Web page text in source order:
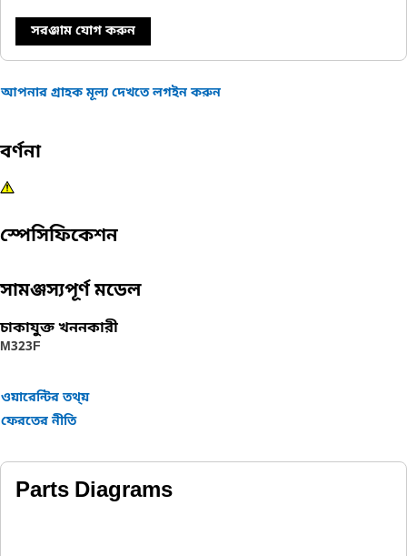
সরঞ্জাম যোগ করুন
আপনার গ্রাহক মূল্য দেখতে লগইন করুন
বর্ণনা
স্পেসিফিকেশন
সামঞ্জস্যপূর্ণ মডেল
চাকাযুক্ত খননকারী
M323F
ওয়ারেন্টির তথ্য়
ফেরতের নীতি
Parts Diagrams